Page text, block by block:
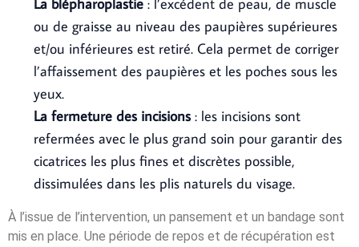
La blépharoplastie : l’excédent de peau, de muscle
ou de graisse au niveau des paupières supérieures
et/ou inférieures est retiré. Cela permet de corriger
l’affaissement des paupières et les poches sous les
yeux.
La fermeture des incisions : les incisions sont
refermées avec le plus grand soin pour garantir des
cicatrices les plus fines et discrètes possible,
dissimulées dans les plis naturels du visage.
À l’issue de l’intervention, un pansement et un bandage sont
mis en place. Une période de repos et de récupération est